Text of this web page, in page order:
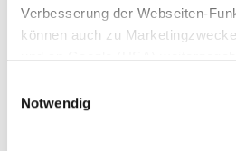
Verbesserung der Webseiten-
können auch zu
unserenDatenschutzhinweisen
Notwendig
SAM ist seit den 80er-Jahren zur
(Arthrose ) bekannt. Es liefert
Stoffwechsel des Knorpels. Zudem
indem es die Bildung des Antioxidans